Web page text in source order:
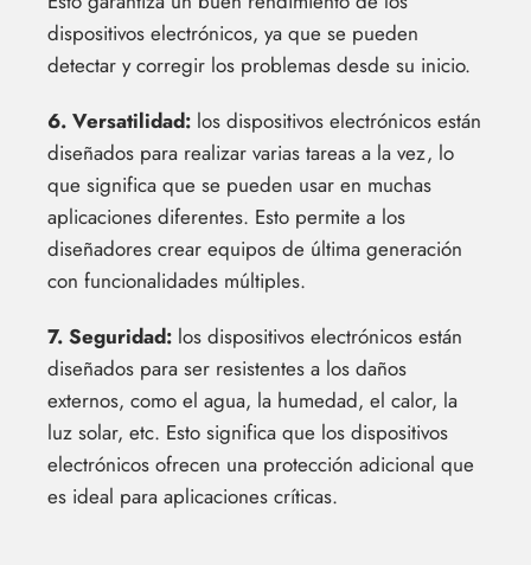
dispositivos electrónicos, ya que se pueden
detectar y corregir los problemas desde su inicio.
6. Versatilidad: los dispositivos electrónicos están
diseñados para realizar varias tareas a la vez, lo
que significa que se pueden usar en muchas
aplicaciones diferentes. Esto permite a los
diseñadores crear equipos de última generación
con funcionalidades múltiples.
7. Seguridad: los dispositivos electrónicos están
diseñados para ser resistentes a los daños
externos, como el agua, la humedad, el calor, la
luz solar, etc. Esto significa que los dispositivos
electrónicos ofrecen una protección adicional que
es ideal para aplicaciones críticas.